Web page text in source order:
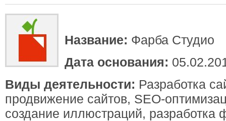
Название: Фарба Студио
Дата основания:
Виды деятельности: Разработка
продвижение сайтов, SEO-
создание иллюстраций, разработка